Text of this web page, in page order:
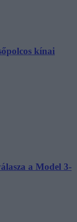
kínai
a Model 3-